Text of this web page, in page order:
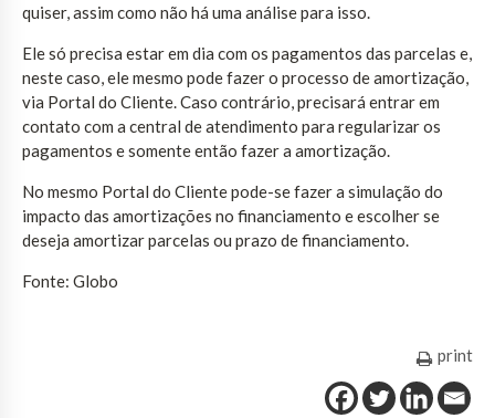
quiser, assim como não há uma análise para isso.
Ele só precisa estar em dia com os pagamentos das parcelas e,
neste caso, ele mesmo pode fazer o processo de amortização,
via Portal do Cliente. Caso contrário, precisará entrar em
contato com a central de atendimento para regularizar os
pagamentos e somente então fazer a amortização.
No mesmo Portal do Cliente pode-se fazer a simulação do
impacto das amortizações no financiamento e escolher se
deseja amortizar parcelas ou prazo de financiamento.
Fonte: Globo
print